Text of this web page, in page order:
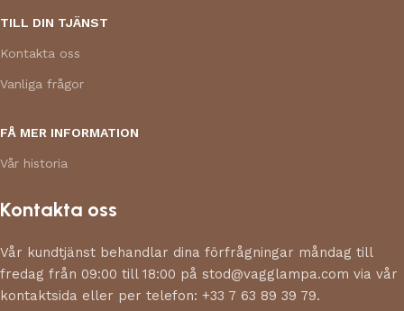
TILL DIN TJÄNST
Kontakta oss
Vanliga frågor
FÅ MER INFORMATION
Vår historia
Kontakta oss
Vår kundtjänst behandlar dina förfrågningar måndag till
fredag från 09:00 till 18:00 på stod@vagglampa.com via vår
kontaktsida eller per telefon: +33 7 63 89 39 79.